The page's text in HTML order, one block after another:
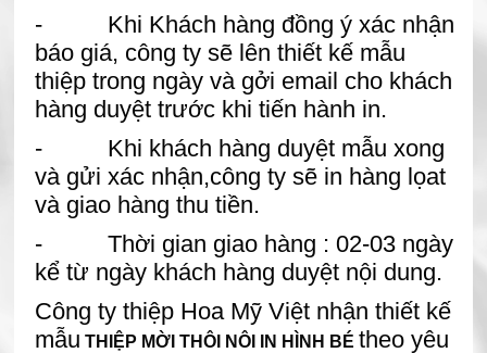
- Khi Khách hàng đồng ý xác nhận
báo giá, công ty sẽ lên thiết kế mẫu
thiệp trong ngày và gởi email cho khách
hàng duyệt trước khi tiến hành in.
- Khi khách hàng duyệt mẫu xong
và gửi xác nhận,công ty sẽ in hàng lọat
và giao hàng thu tiền.
- Thời gian giao hàng : 02-03 ngày
kể từ ngày khách hàng duyệt nội dung.
Công ty thiệp Hoa Mỹ Việt nhận thiết kế
mẫu THIỆP MỜI THÔI NÔI IN HÌNH BÉ theo yêu